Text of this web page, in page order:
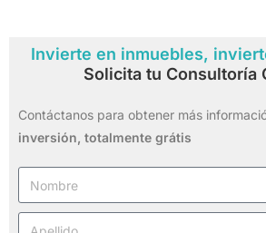
Invierte en inmuebles,
Solicita tu Consultoría
Contáctanos para obtener más
inversión, totalmente grátis